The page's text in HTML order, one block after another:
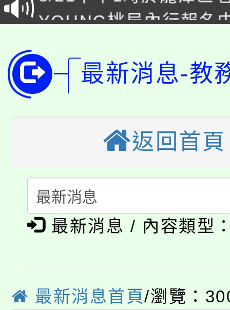
徵才活動。
YOUNG桃局內行報名
開!
115年桃園市運動會8/
田徑場及游泳池舉行。
桃園市低收入戶享有免
視費優惠，中低收入戶
半價優惠，詳情可洽有
者。
大園自造教育及科技中
份教師增能研習
大溪自造教育及科技
份教師研習
淨零綠生活教案入校路
會
115年食農教育專業人
程
「本色祭」8/29、30在
局官網。
8月14至27日，桃園電
最新消息-教
返回首頁
最新消息 / 內容類型
最新消息首頁/瀏覽：